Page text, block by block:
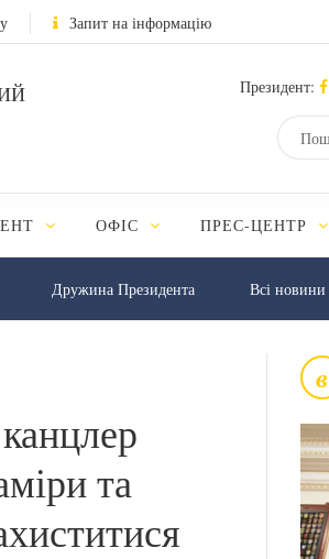
Запит на інформацію
Президент:
ОФІС ПРЕС-ЦЕНТР
Дружина Президента Всі новини
в
та